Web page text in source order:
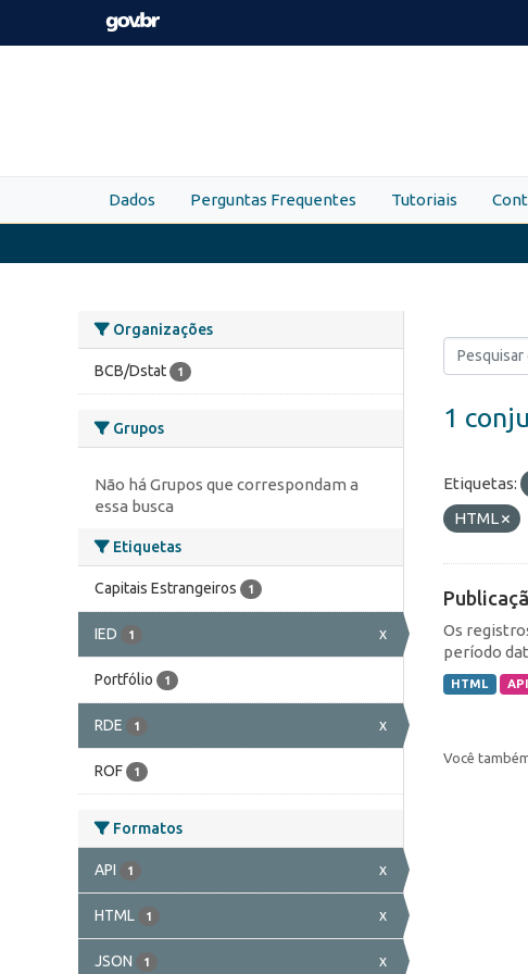
Skip to main content
Dados Perguntas Frequentes Tutoriais
Organizações
BCB/Dstat 1
Grupos
Não há Grupos que correspondam a
essa busca
Etiquetas
Capitais Estrangeiros 1
IED 1 x
Portfólio 1
RDE 1 x
ROF 1
Formatos
API 1 x
HTML 1 x
JSON 1 x
1
Etiquetas:
HTML
Os
período
HTML API
Você